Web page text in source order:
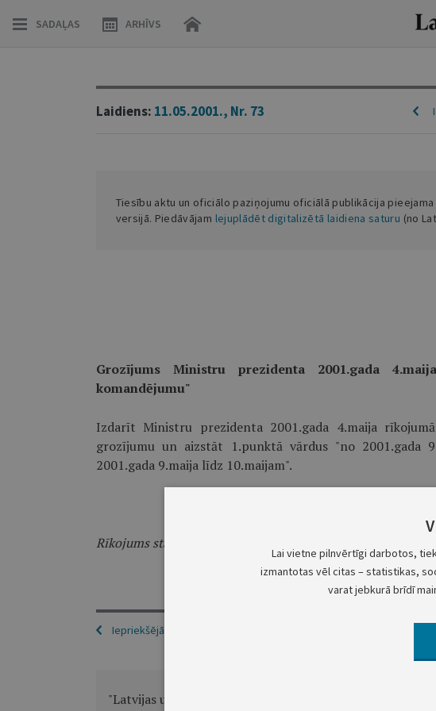
SADAĻAS ARHĪVS
Laidiens: 11.05.2001., Nr. 73
Tiesību aktu un oficiālo paziņojumu oficiālā publikācija
versijā. Piedāvājam lejuplādēt digitalizētā laidiena saturu (no
Grozījums Ministru prezidenta 2001.gada
komandējumu"
Izdarīt Ministru prezidenta 2001.gada 4.maija
grozījumu un aizstāt 1.punktā vārdus "no 2001.gada
2001.gada 9.maija līdz 10.maijam".
Rīkojums stājas spēkā ar 2001.gada 9.maiju.
Iepriekšējā
"Latvijas un Somijas tautas vieno
Lai vietne pilnvērtīgi darbotos,
izmantotas vēl citas – statistikas,
varat jebkurā brīdī